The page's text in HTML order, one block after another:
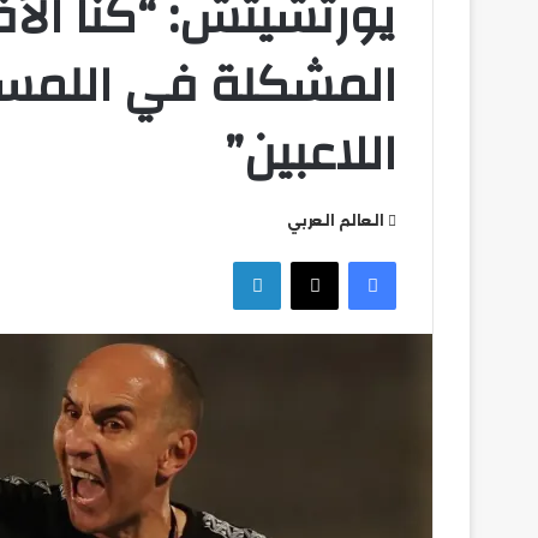
المشكلة في
اللاعبين”
العالم العربي
فيسبوك
‫X لينكدإن
التركي
تشكيل بيراميدز
سبور التركي